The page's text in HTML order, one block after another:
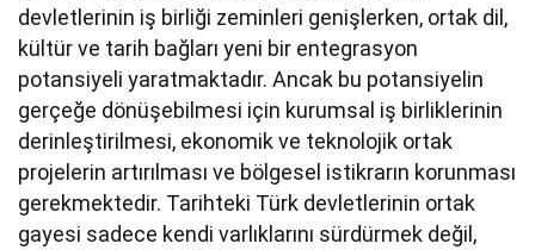
devletlerinin iş birliği zeminleri genişlerken, ortak dil,
kültür ve tarih bağları yeni bir entegrasyon
potansiyeli yaratmaktadır. Ancak bu potansiyelin
gerçeğe dönüşebilmesi için kurumsal iş birliklerinin
derinleştirilmesi, ekonomik ve teknolojik ortak
projelerin artırılması ve bölgesel istikrarın korunması
gerekmektedir. Tarihteki Türk devletlerinin ortak
gayesi sadece kendi varlıklarını sürdürmek değil,